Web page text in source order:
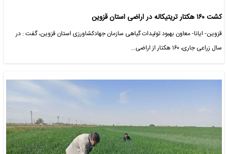
کشت ۱۶۰ هکتار تریتیکاله در اراضی استان قزوین
قزوین- ایانا- معاون بهبود تولیدات گیاهی سازمان جهادکشاورزی استان قزوین، گفت : در
سال زراعی جاری، ۱۶۰ هکتار از اراضی…